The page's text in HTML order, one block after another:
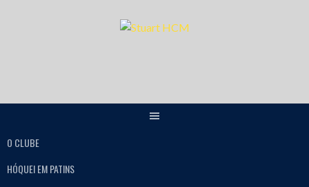
O CLUBE
HÓQUEI EM PATINS